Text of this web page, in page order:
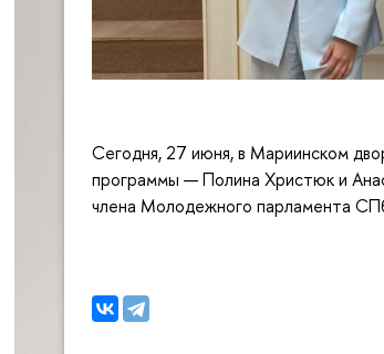
Сегодня, 27 июня, в Мариинском
программы — Полина Христюк и
члена Молодежного парламента